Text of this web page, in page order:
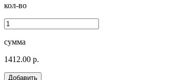
кол-во
сумма
1412.00 р.